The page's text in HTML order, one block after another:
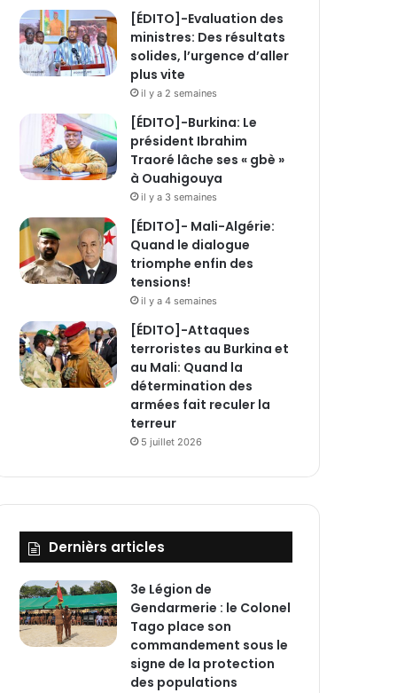
[ÉDITO]-Evaluation des
ministres: Des résultats
solides, l’urgence d’aller
plus vite
il y a 2 semaines
[ÉDITO]-Burkina: Le
président Ibrahim
Traoré lâche ses « gbè »
à Ouahigouya
il y a 3 semaines
[ÉDITO]- Mali-Algérie:
Quand le dialogue
triomphe enfin des
tensions!
il y a 4 semaines
[ÉDITO]-Attaques
terroristes au Burkina et
au Mali: Quand la
détermination des
armées fait reculer la
terreur
5 juillet 2026
Dernièrs articles
3e Légion de
Gendarmerie : le Colonel
Tago place son
commandement sous le
signe de la protection
des populations